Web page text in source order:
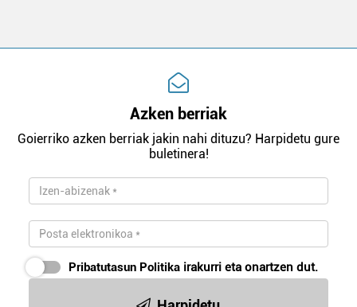
Azken berriak
Goierriko azken berriak jakin nahi dituzu? Harpidetu gure
buletinera!
Pribatutasun Politika irakurri eta onartzen dut.